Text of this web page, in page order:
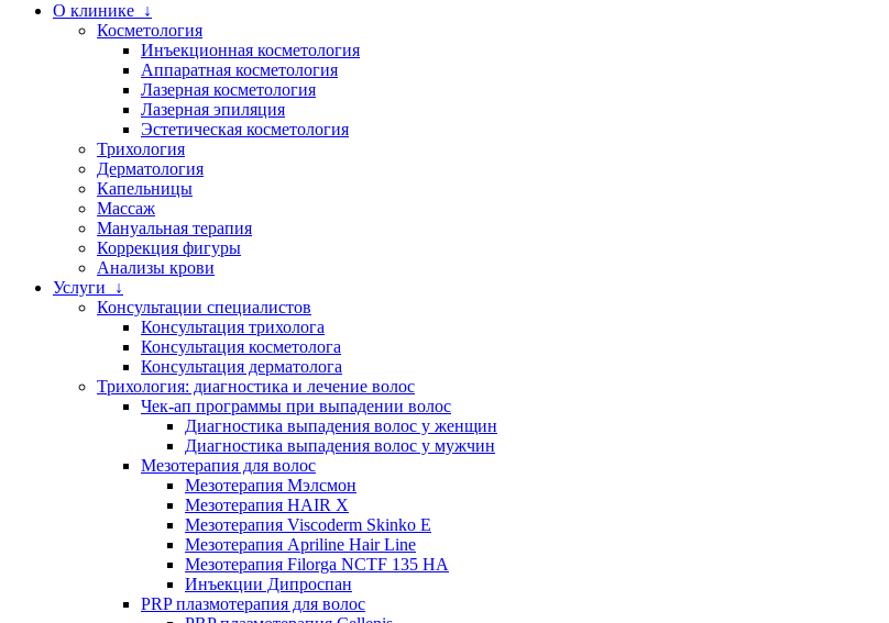
О клинике ↓
Косметология
Инъекционная косметология
Аппаратная косметология
Лазерная косметология
Лазерная эпиляция
Эстетическая косметология
Трихология
Дерматология
Капельницы
Массаж
Мануальная терапия
Коррекция фигуры
Анализы крови
Услуги ↓
Консультации специалистов
Консультация трихолога
Консультация косметолога
Консультация дерматолога
Трихология: диагностика и лечение волос
Чек-ап программы при выпадении волос
Диагностика выпадения волос у женщин
Диагностика выпадения волос у мужчин
Мезотерапия для волос
Мезотерапия Мэлсмон
Мезотерапия HAIR X
Мезотерапия Viscoderm Skinko E
Мезотерапия Apriline Hair Line
Мезотерапия Filorga NCTF 135 HA
Инъекции Дипроспан
PRP плазмотерапия для волос